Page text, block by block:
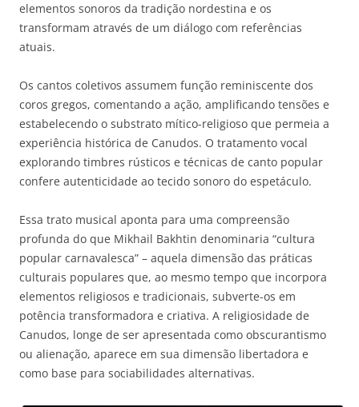
elementos sonoros da tradição nordestina e os
transformam através de um diálogo com referências
atuais.
Os cantos coletivos assumem função reminiscente dos
coros gregos, comentando a ação, amplificando tensões e
estabelecendo o substrato mítico-religioso que permeia a
experiência histórica de Canudos. O tratamento vocal
explorando timbres rústicos e técnicas de canto popular
confere autenticidade ao tecido sonoro do espetáculo.
Essa trato musical aponta para uma compreensão
profunda do que Mikhail Bakhtin denominaria “cultura
popular carnavalesca” – aquela dimensão das práticas
culturais populares que, ao mesmo tempo que incorpora
elementos religiosos e tradicionais, subverte-os em
potência transformadora e criativa. A religiosidade de
Canudos, longe de ser apresentada como obscurantismo
ou alienação, aparece em sua dimensão libertadora e
como base para sociabilidades alternativas.